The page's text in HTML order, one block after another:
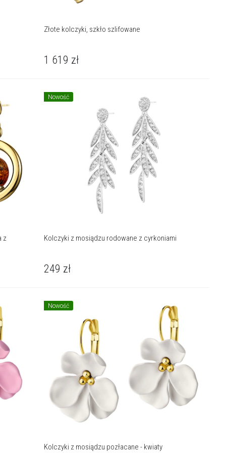
Złote kolczyki, szkło szlifowane
1 619 zł
z
Nowość
Kolczyki z mosiądzu rodowane z cyrkoniami
249 zł
Nowość
Kolczyki z mosiądzu pozłacane - kwiaty